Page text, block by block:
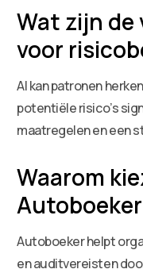
Wat zijn de
voor
AI kan patronen
potentiële risico’s
maatregelen en een
Waarom
Autoboeker helpt
en auditvereisten